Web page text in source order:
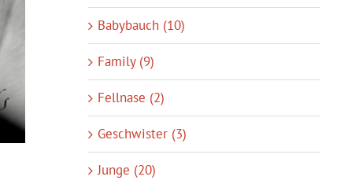
Babybauch (10)
Family (9)
Fellnase (2)
Geschwister (3)
Junge (20)